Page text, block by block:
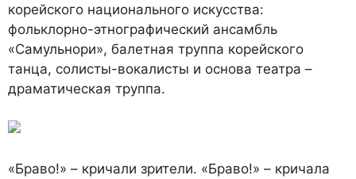
корейского национального искусства:
фольклорно-этнографический ансамбль
«Самульнори», балетная труппа корейского
танца, солисты-вокалисты и основа театра –
драматическая труппа.
«Браво!» – кричали зрители. «Браво!» – кричала